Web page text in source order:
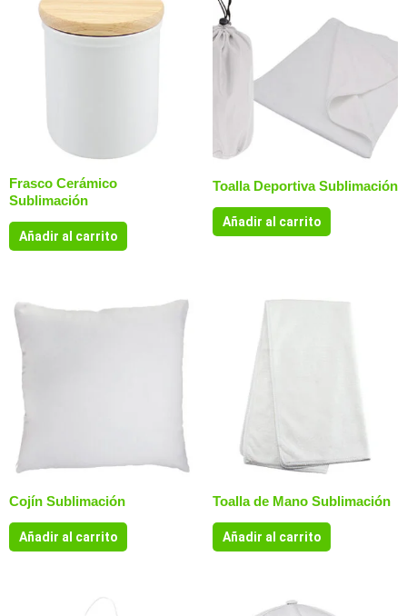
Frasco Cerámico
Sublimación
Añadir al carrito
Toalla Deportiva Sublimación
Añadir al carrito
Cojín Sublimación
Añadir al carrito
Toalla de Mano Sublimación
Añadir al carrito